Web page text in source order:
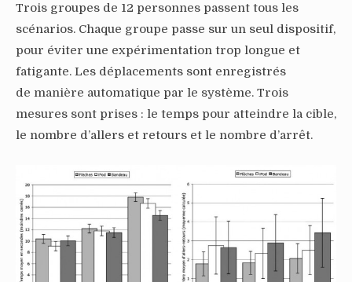
Trois groupes de 12 personnes passent tous les
scénarios. Chaque groupe passe sur un seul dispositif,
pour éviter une expérimentation trop longue et
fatigante. Les déplacements sont enregistrés
de manière automatique par le système. Trois
mesures sont prises : le temps pour atteindre la cible,
le nombre d’allers et retours et le nombre d’arrêt.